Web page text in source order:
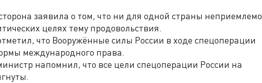
заявила о том, что ни для одной страны неприемлемо
целях тему продовольствия.
что Вооружённые силы России в ходе спецоперации
международного права.
напомнил, что все цели спецоперации России на